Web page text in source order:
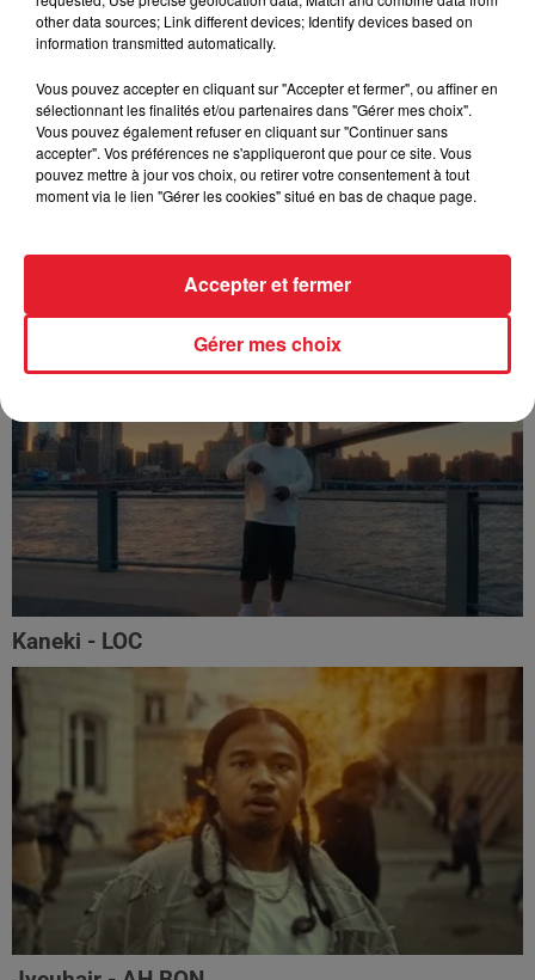
Franglish & Keblack - Génération Impolie
Kaneki - LOC
other data sources; Link different devices; Identify devices based on
information transmitted automatically.
Vous pouvez accepter en cliquant sur "Accepter et fermer", ou affiner en
sélectionnant les finalités et/ou partenaires dans "Gérer mes choix".
Vous pouvez également refuser en cliquant sur "Continuer sans
accepter". Vos préférences ne s'appliqueront que pour ce site. Vous
pouvez mettre à jour vos choix, ou retirer votre consentement à tout
moment via le lien "Gérer les cookies" situé en bas de chaque page.
Gérer mes choix
Accepter et fermer